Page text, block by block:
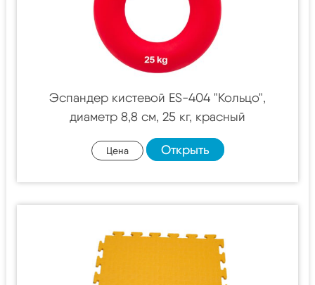
Эспандер кистевой ES-404 "Кольцо",
диаметр 8,8 см, 25 кг, красный
Цена Открыть